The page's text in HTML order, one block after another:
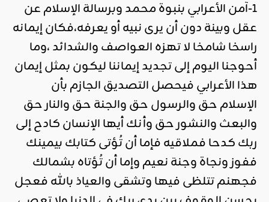
1-آمن الأعرابي بنبوة محمد وبرسالة الإسلام عن
عقل وبينة دون أن يرى نبيه أو يعرفه،فكان إيمانه
راسخا شامخا لا تهزه العواصف والشدائد ،وما
أحوجنا اليوم إلى تجديد إيماننا ليكون بمثل إيمان
هذا الأعرابي فيحصل التصديق الجازم بأن
الإسلام حق والرسول حق والجنة حق والنار حق
والبعث والنشور حق وأنك أيها الإنسان كادح إلى
ربك كدحا فملاقيه فإما أن تُؤتى كتابك بيمينك
ففوز ونجاة وجنة نعيم وإما أن تُؤتاه بشمالك
فجهنم تتلظى فيها وتشقى والعياذ بالله فعجل